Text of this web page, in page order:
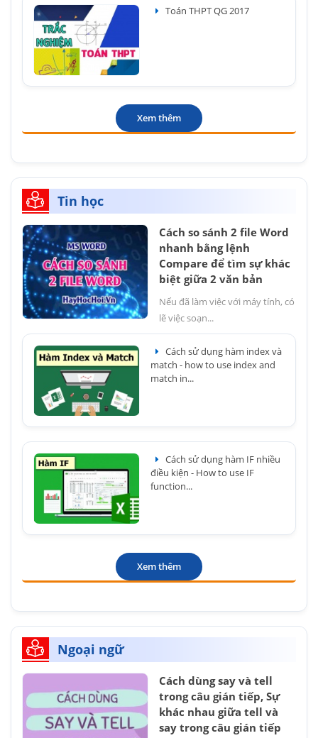
Toán THPT QG 2017
Xem thêm
Tin học
Cách so sánh 2 file Word
nhanh bằng lệnh
Compare để tìm sự khác
biệt giữa 2 văn bản
Nếu đã làm việc với máy tính, có
lẽ việc soạn...
Cách sử dụng hàm index và
match - how to use index and
match in...
Cách sử dụng hàm IF nhiều
điều kiện - How to use IF
function...
Xem thêm
Ngoại ngữ
Cách dùng say và tell
trong câu gián tiếp, Sự
khác nhau giữa tell và
say trong câu gián tiếp